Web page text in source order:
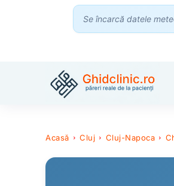
Se încarcă datele
Acasă Cluj Cluj-Napoca